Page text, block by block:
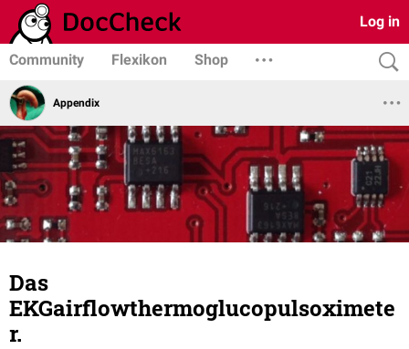
Log in
Community Flexikon Shop
Appendix
Das
EKGairflowthermoglucopulsoximete
r.